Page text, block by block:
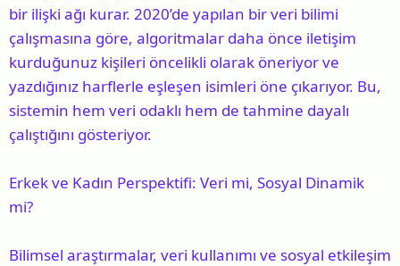
bir ilişki ağı kurar. 2020’de yapılan bir veri bilimi
çalışmasına göre, algoritmalar daha önce iletişim
kurduğunuz kişileri öncelikli olarak öneriyor ve
yazdığınız harflerle eşleşen isimleri öne çıkarıyor. Bu,
sistemin hem veri odaklı hem de tahmine dayalı
çalıştığını gösteriyor.
Erkek ve Kadın Perspektifi: Veri mi, Sosyal Dinamik
mi?
Bilimsel araştırmalar, veri kullanımı ve sosyal etkileşim